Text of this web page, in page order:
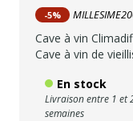
-5%
Cave à vin
Cave à vin de
En stock
Livraison entre 1 et
semaines